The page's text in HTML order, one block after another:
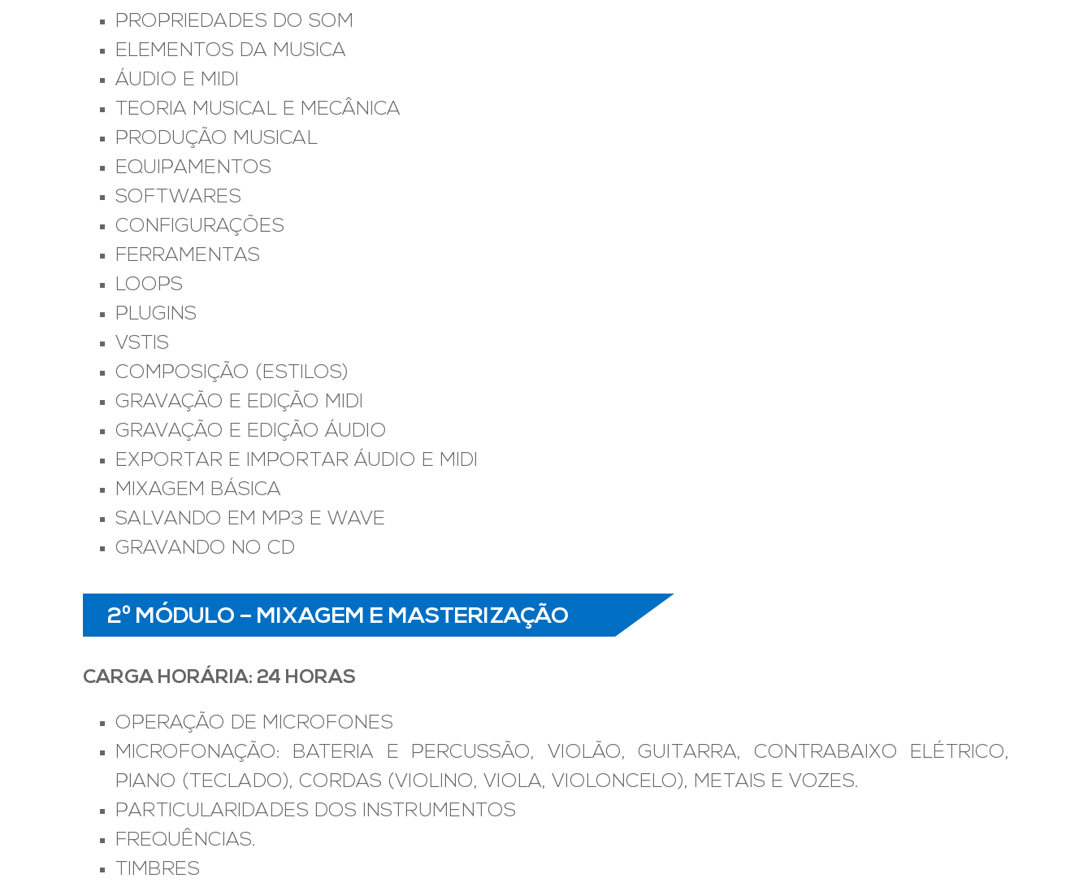
PROPRIEDADES DO SOM
ELEMENTOS DA MUSICA
ÁUDIO E MIDI
TEORIA MUSICAL E MECÂNICA
PRODUÇÃO MUSICAL
EQUIPAMENTOS
SOFTWARES
CONFIGURAÇÕES
FERRAMENTAS
LOOPS
PLUGINS
VSTIS
COMPOSIÇÃO (ESTILOS)
GRAVAÇÃO E EDIÇÃO MIDI
GRAVAÇÃO E EDIÇÃO ÁUDIO
EXPORTAR E IMPORTAR ÁUDIO E MIDI
MIXAGEM BÁSICA
SALVANDO EM MP3 E WAVE
GRAVANDO NO CD
2º MÓDULO – MIXAGEM E MASTERIZAÇÃO
CARGA HORÁRIA: 24 HORAS
OPERAÇÃO DE MICROFONES
MICROFONAÇÃO: BATERIA E PERCUSSÃO, VIOLÃO, GUITARRA, CONTRABAIXO ELÉTRICO,
PIANO (TECLADO), CORDAS (VIOLINO, VIOLA, VIOLONCELO), METAIS E VOZES.
PARTICULARIDADES DOS INSTRUMENTOS
FREQUÊNCIAS.
TIMBRES